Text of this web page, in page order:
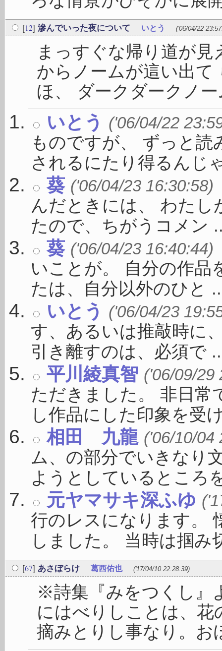
[12] 滲んでいった夜について いとう ('06/04/22
まっすぐな帰り道が
からノームが這い出て
ほ、 ダークダークノ
いとう ('06/04/22
ものですが、 ずっと
されるにたり得るんじ
葵 ('06/04/23 16:30:58)
んだときには、 わた
たので、ちがうコメン
葵 ('06/04/23 16:40:44)
いことが。 自分の作品
たは、自分以外のひと
いとう ('06/04/23
す、あるいは推敲時に
引き離すのは、必須で
平川綾真智 ('06/09/29
ただきました。 非日常
し作品にした印象を受
相田 九龍 ('06/10/04
ム、の部分でいきなり
ようとしているところ
元ヤマサキ深ふゆ
行のレスになります。
しました。 当時は掴み
[67] あさぼらけ 葛西佑也 ('17/04/10 22:28:39)
※詩集『みをつくし』
にはべりしことは、
摘みとりし事なり。お